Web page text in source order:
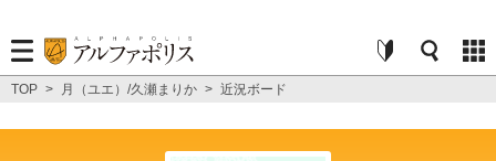
TOP > 月（ユエ）/久瀬まりか > 近況ボード